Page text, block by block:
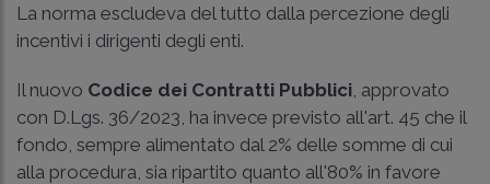
La norma escludeva del tutto dalla percezione degli
incentivi i dirigenti degli enti.
Il nuovo Codice dei Contratti Pubblici , approvato
con D.Lgs. 36/2023, ha invece previsto all'art. 45 che il
fondo, sempre alimentato dal 2% delle somme di cui
alla procedura, sia ripartito quanto all'80% in favore